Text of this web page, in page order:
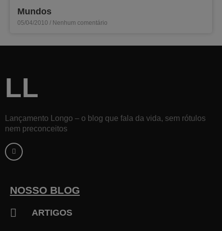
Mundos
05/04/2010 Nenhum comentário
LL
Lançamento Longo – o blog que fala da vida, sem rótulos
nem preconceitos
a
c
e
k
-
NOSSO BLOG
ARTIGOS